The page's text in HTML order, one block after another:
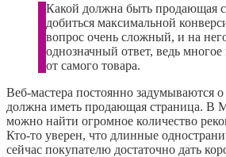
Какой должна быть продающая
добиться максимальной
вопрос очень сложный, и на
однозначный ответ, ведь многое
от самого товара.
Веб-мастера постоянно задумываются
должна иметь продающая страница. В
можно найти огромное количество
Кто-то уверен, что длинные
сейчас покупателю достаточно дать